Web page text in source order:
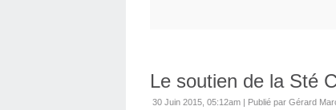
Le soutien de la Sté
30 Juin 2015, 05:12am | Publié par Gérard